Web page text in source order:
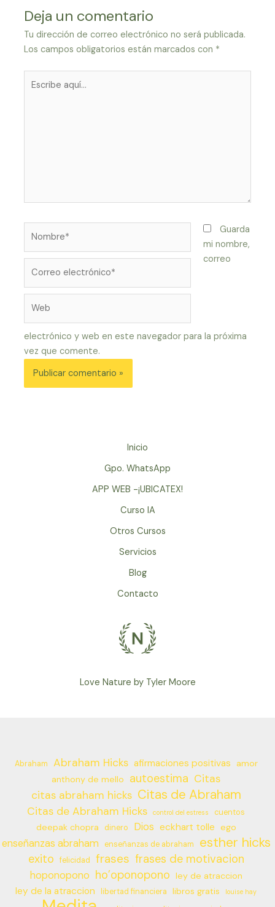
Deja un comentario
Tu dirección de correo electrónico no será publicada.
Los campos obligatorios están marcados con *
aquí...
Guarda
mi nombre,
correo
electrónico y web en este navegador para la próxima
vez que comente.
Inicio
Gpo. WhatsApp
APP WEB -¡UBICATEX!
Curso IA
Otros Cursos
Servicios
Blog
Contacto
Love Nature by Tyler Moore
Abraham Abraham Hicks afirmaciones positivas
amor
anthony de mello
autoestima Citas
citas abraham hicks Citas de Abraham
Citas de Abraham Hicks control del estress cuentos
deepak chopra dinero Dios eckhart tolle ego
enseñanzas abraham enseñanzas de abraham esther hicks
exito felicidad frases frases de motivacion
hoponopono ho’oponopono ley de atraccion
ley de la atraccion libertad financiera libros gratis louise hay